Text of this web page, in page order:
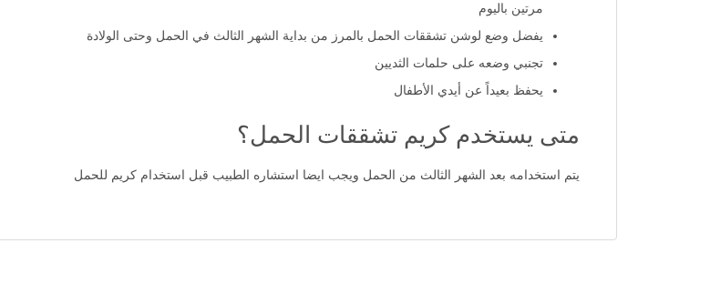
مرتين باليوم
يفضل وضع لوشن تشققات الحمل بالمرز من بداية الشهر الثالث في الحمل وحتى الولادة
تجنبي وضعه على حلمات الثديين
يحفظ بعيداً عن أيدي الأطفال
متى يستخدم كريم تشققات الحمل؟
يتم استخدامه بعد الشهر الثالث من الحمل ويجب ايضا استشاره الطبيب قبل استخدام كريم للحمل